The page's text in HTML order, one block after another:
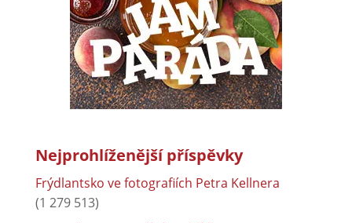
Nejprohlíženější příspěvky
Frýdlantsko ve fotografiích Petra Kellnera
(1 279 513)